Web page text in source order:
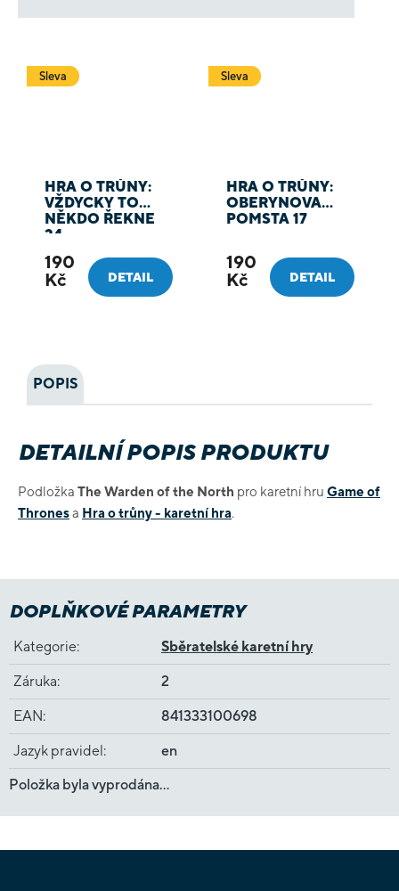
Sleva
HRA O TRŮNY:
VŽDYCKY TO
NĚKDO ŘEKNE
24
190
Kč
DETAIL
Sleva
HRA O TRŮNY:
OBERYNOVA
POMSTA 17
190
Kč
DETAIL
POPIS
DETAILNÍ POPIS PRODUKTU
Podložka The Warden of the North pro karetní hru Game of
Thronesa Hra o trůny - karetní hra.
DOPLŇKOVÉ PARAMETRY
Kategorie: Sběratelské karetní hry
Záruka: 2
EAN: 841333100698
Jazyk pravidel :
en
Položka byla vyprodána…